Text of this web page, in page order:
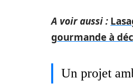
A voir aussi :
gourmande à
Un projet